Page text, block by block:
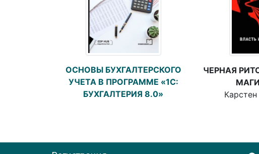
ОСНОВЫ БУХГАЛТЕРСКОГО
УЧЕТА В ПРОГРАММЕ «1С:
БУХГАЛТЕРИЯ 8.0»
ЧЕРНАЯ